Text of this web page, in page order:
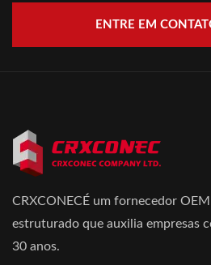
ENTRE EM
CRXCONECÉ um fornecedor
estruturado que auxilia empresas
30 anos.